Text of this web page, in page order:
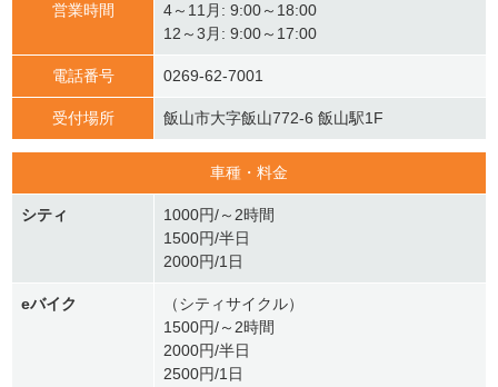
営業時間
4～11月: 9:00～18:00
12～3月: 9:00～17:00
電話番号 0269-62-7001
受付場所 飯山市大字飯山772-6 飯山駅1F
車種・料金
シティ
1000円/～2時間
1500円/半日
2000円/1日
eバイク
（シティサイクル）
1500円/～2時間
2000円/半日
2500円/1日